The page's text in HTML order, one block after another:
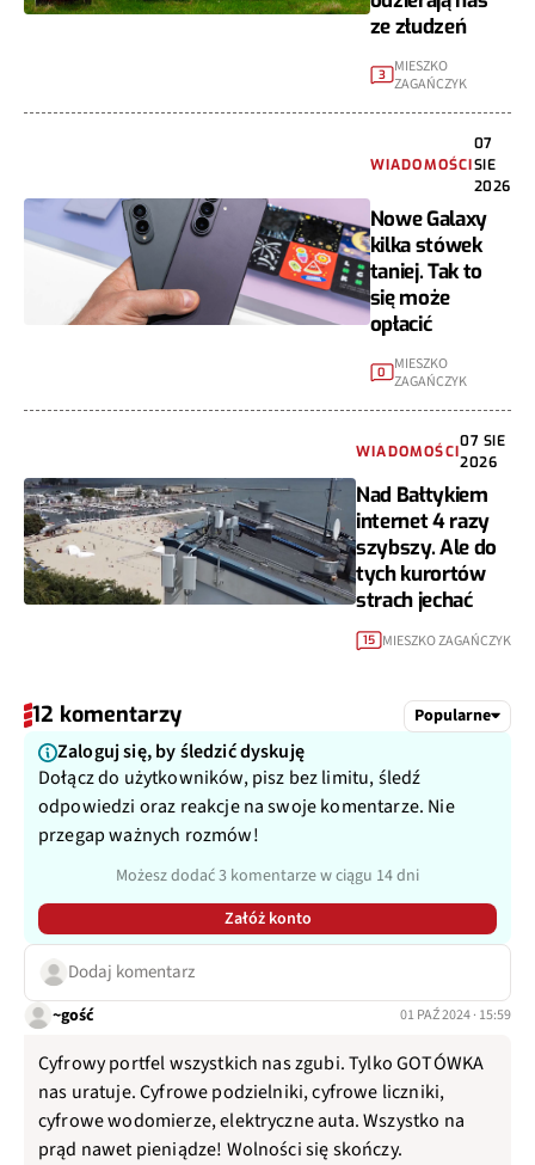
ze złudzeń
3 MIESZKO
ZAGAŃCZYK
WIADOMOŚCI
07
SIE
2026
Nowe Galaxy
kilka stówek
taniej. Tak to
się może
opłacić
0 MIESZKO
ZAGAŃCZYK
WIADOMOŚCI
07 SIE
2026
Nad Bałtykiem
internet 4 razy
szybszy. Ale do
tych kurortów
strach jechać
15 MIESZKO ZAGAŃCZYK
12 komentarzy Popularne
Zaloguj się, by śledzić dyskuję
Dołącz do użytkowników, pisz bez limitu, śledź
odpowiedzi oraz reakcje na swoje komentarze. Nie
przegap ważnych rozmów!
Możesz dodać 3 komentarze w ciągu 14 dni
Załóż konto
Dodaj komentarz
~gość 01 PAŹ 2024 · 15:59
Cyfrowy portfel wszystkich nas zgubi. Tylko GOTÓWKA
nas uratuje. Cyfrowe podzielniki, cyfrowe liczniki,
cyfrowe wodomierze, elektryczne auta. Wszystko na
prąd nawet pieniądze! Wolności się skończy.